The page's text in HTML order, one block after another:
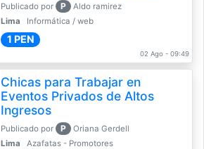
Publicado por P
Aldo ramirez
Lima
Informática / web
1 PEN
02 Ago - 09:49
Chicas para Trabajar en
Eventos Privados de Altos
Ingresos
Publicado por P
Oriana Gerdell
Lima
Azafatas - Promotores